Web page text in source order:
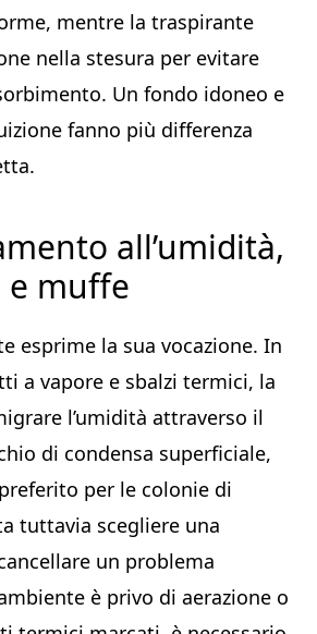
mentre la traspirante
nella stesura per evitare
Un fondo idoneo e
fanno più differenza
all’umidità,
e muffe
esprime la sua vocazione. In
a vapore e sbalzi termici, la
l’umidità attraverso il
di condensa superficiale,
per le colonie di
tuttavia scegliere una
un problema
è privo di aerazione o